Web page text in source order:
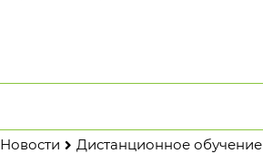
Новости Дистанционное обучение